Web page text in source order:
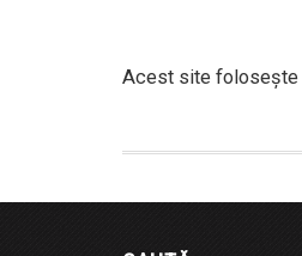
Acest site folosește